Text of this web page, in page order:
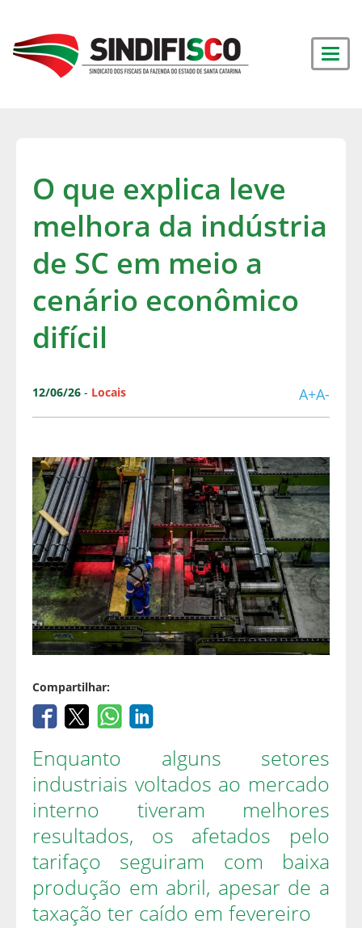
O que explica leve
melhora da indústria
de SC em meio a
cenário econômico
difícil
12/06/26 - Locais A+A-
Compartilhar:
Enquanto alguns setores
industriais voltados ao mercado
interno tiveram melhores
resultados, os afetados pelo
tarifaço seguiram com baixa
produção em abril, apesar de a
taxação ter caído em fevereiro